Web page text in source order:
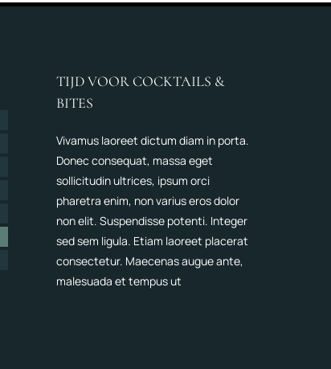
TIJD VOOR COCKTAILS &
BITES
Vivamus laoreet dictum diam in porta.
Donec consequat, massa eget
sollicitudin ultrices, ipsum orci
pharetra enim, non varius eros dolor
non elit. Suspendisse potenti. Integer
sed sem ligula. Etiam laoreet placerat
consectetur. Maecenas augue ante,
malesuada et tempus ut